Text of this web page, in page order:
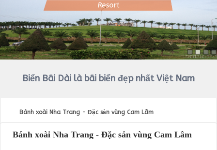
Resort
Biển Bãi Dài là bãi biển đẹp nhất Việt Nam
Bánh xoài Nha Trang - Đặc sản vùng Cam Lâm
Bánh xoài Nha Trang - Đặc sản vùng Cam Lâm